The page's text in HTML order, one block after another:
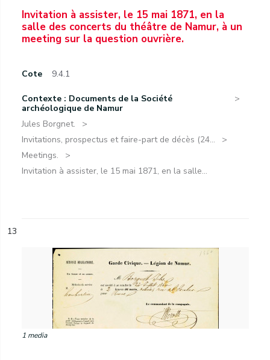
Invitation à assister, le 15 mai 1871, en la
salle des concerts du théâtre de Namur, à un
meeting sur la question ouvrière.
Cote 9.4.1
Contexte : Documents de la Société
archéologique de Namur
Jules Borgnet.
Invitations, prospectus et faire-part de décès (24...
Meetings.
Invitation à assister, le 15 mai 1871, en la salle...
13
1 media